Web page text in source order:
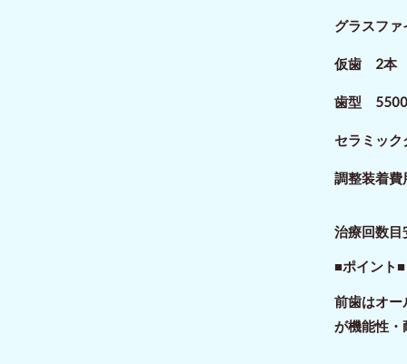
グラスフ
仮歯 2
歯型 5500
セラミッ
調整装
治療回数
■ポイント■
前歯はオー
が機能性・